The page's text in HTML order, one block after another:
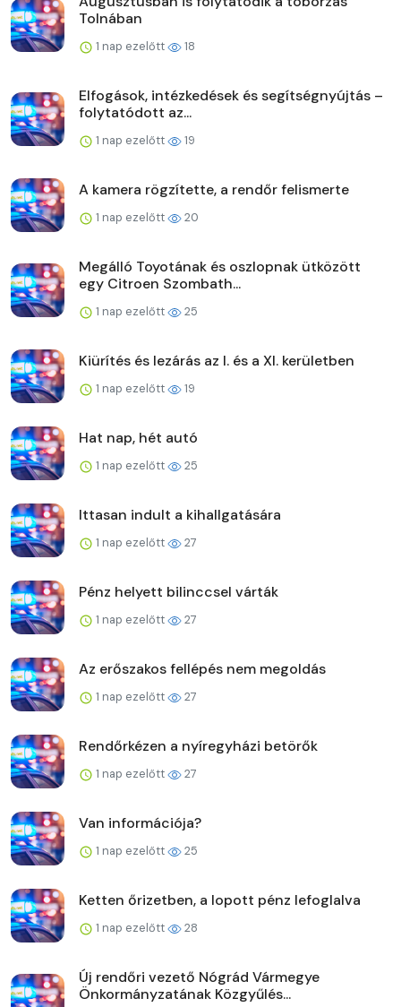
Tolnában
1 nap ezelőtt 18
Elfogások, intézkedések és segítségnyújtás –
folytatódott az...
1 nap ezelőtt 19
A kamera rögzítette, a rendőr felismerte
1 nap ezelőtt 20
Megálló Toyotának és oszlopnak ütközött
egy Citroen Szombath...
1 nap ezelőtt 25
Kiürítés és lezárás az I. és a XI. kerületben
1 nap ezelőtt 19
Hat nap, hét autó
1 nap ezelőtt 25
Ittasan indult a kihallgatására
1 nap ezelőtt 27
Pénz helyett bilinccsel várták
1 nap ezelőtt 27
Az erőszakos fellépés nem megoldás
1 nap ezelőtt 27
Rendőrkézen a nyíregyházi betörők
1 nap ezelőtt 27
Van információja?
1 nap ezelőtt 25
Ketten őrizetben, a lopott pénz lefoglalva
1 nap ezelőtt 28
Új rendőri vezető Nógrád Vármegye
Önkormányzatának Közgyűlés...